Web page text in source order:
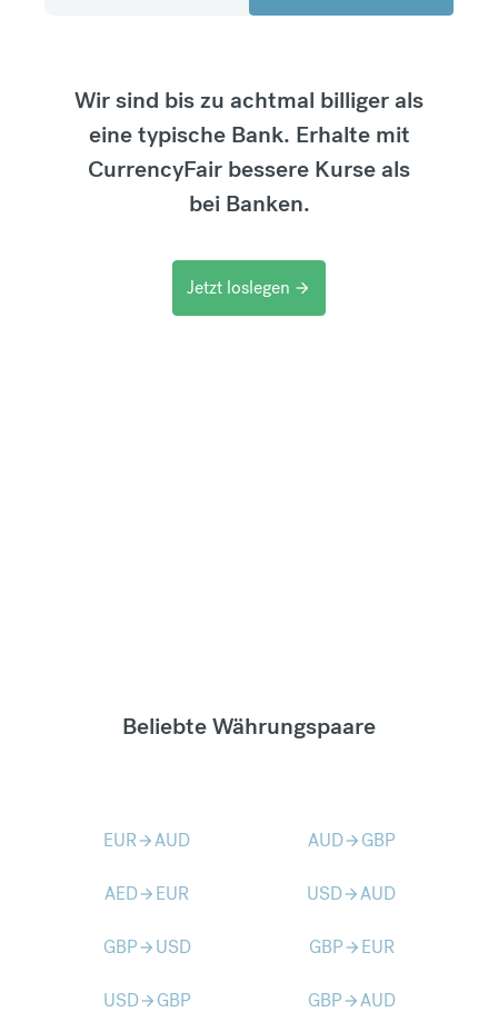
Wir sind bis zu achtmal billiger als
eine typische Bank. Erhalte mit
CurrencyFair bessere Kurse als
bei Banken.
Jetzt loslegen arrow_forward
Beliebte Währungspaare
EURarrow_forwardAUD AUDarrow_forward GBP
AEDarrow_forward EUR USDarrow_forwardAUD
GBParrow_forward USD GBParrow_forward EUR
USDarrow_forward GBP GBParrow_forwardAUD